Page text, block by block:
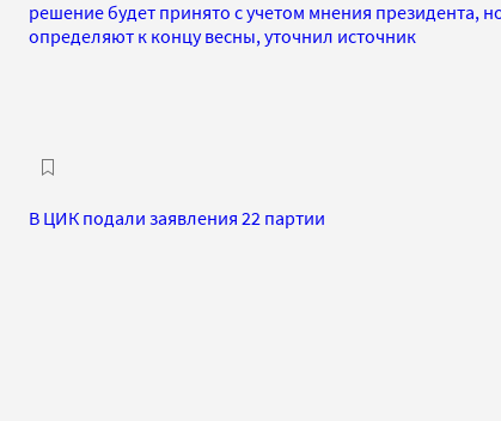
решение будет принято с учетом мнения президента,
определяют к концу весны, уточнил источник
В ЦИК подали заявления 22 партии